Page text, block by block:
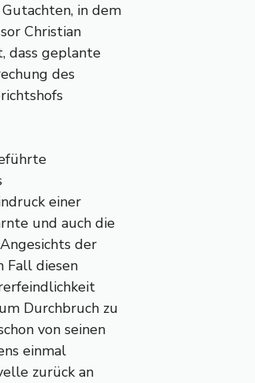
in dem
Christian
dass geplante
des
einer
und auch die
der
Fall diesen
Durchbruch zu
von seinen
einmal
zurück an